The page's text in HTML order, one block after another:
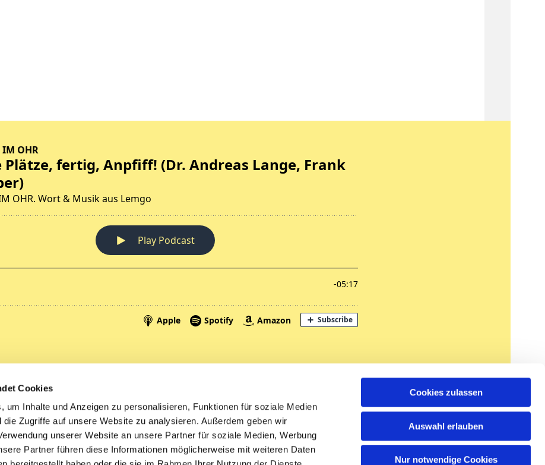
Cookies
um Inhalte und Anzeigen zu personalisieren, Funktionen für soziale Medien
die Zugriffe auf unsere Website zu analysieren. Außerdem geben wir
unserer Website an unsere Partner für soziale Medien, Werbung
Partner führen diese Informationen möglicherweise mit weiteren Daten
Cookies zulassen
Auswahl erlauben
Nur notwendige Cookies
Spenden
Tickets
Litauen
Mitglied werden